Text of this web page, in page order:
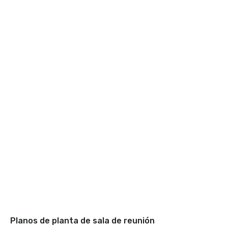
Planos de planta de sala de reunión